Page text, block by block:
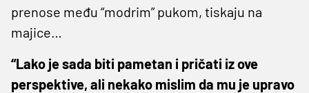
prenose među “modrim” pukom, tiskaju na
majice…
“Lako je sada biti pametan i pričati iz ove
perspektive, ali nekako mislim da mu je upravo